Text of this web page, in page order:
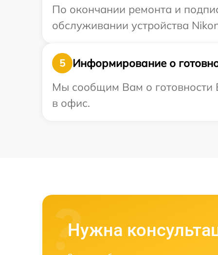
По окончании ремонта и
обслуживании устройства
5
Информирование о
Мы сообщим Вам о готовности
в офис.
Нужна